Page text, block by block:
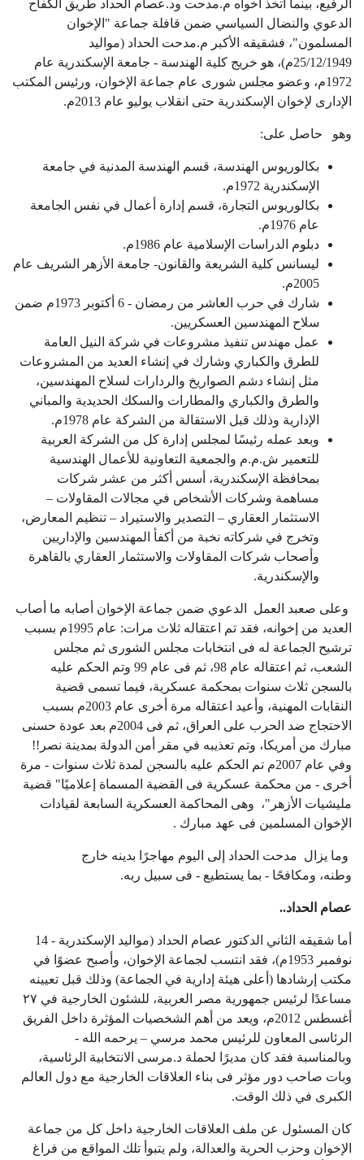
الرفيع، بينما اتخذ أخواه م.مدحت ود.عصام الحداد طريق الكفاح
الدعوي والنضال السياسي ضمن قافلة جماعة "الإخوان
المسلمون"، فشقيقه الأكبر م.مدحت الحداد (مواليد
25/12/1949م)، هو خريج كلية الهندسة - جامعة الإسكندرية عام
1972م، وعضو مجلس شورى عام جماعة الإخوان، ورئيس المكتب
الإدارى لإخوان الإسكندرية حتى انقلاب يوليو عام 2013م.
وهو حاصل على:
بكالوريوس الهندسة، قسم الهندسة المدنية في جامعة
الإسكندرية 1972م.
بكالوريوس التجارة، قسم إدارة أعمال في نفس الجامعة
عام 1976م
.
دبلوم الدراسات الإسلامية عام 1986م
.
ليسانس كلية الشريعة والقانون- جامعة الأزهر الشريف عام
2005م
.
شارك في حرب العاشر من رمضان - 6 أكتوبر 1973م ضمن
سلاح المهندسين العسكريين.
عمل مهندس تنفيذ مشروعات في شركة النيل العامة
للطرق والكباري وشارك في إنشاء العديد من المشروعات
مثل إنشاء دشم الصواريخ والردارات لسلاح المهندسين،
والطرق والكباري والمطارات والسكك الحديدية والمباني
الإدارية وذلك قبل الاستقالة من الشركة عام 1978م
.
وبعد عمله رئيسًا لمجلس إدارة كل من الشركة العربية
للتعمير ش.م.م والجمعية التعاونية للأعمال الهندسية
بمحافظة الإسكندرية، أسس أكثر من عشر شركات
مساهمة وشركات الأشخاص في مجالات المقاولات –
الاستثمار العقاري – التصدير والاستيراد – تنظيم المعارض،
وتخرج في شركاته نخبة من أكفأ المهندسين والإداريين
وأصحاب شركات المقاولات والاستثمار العقاري بالقاهرة
والإسكندرية.
وعلى صعبد العمل الدعوي ضمن جماعة الإخوان أصابه ما أصاب
العديد من إخوانه، فقد تم اعتقاله ثلاث مرات: عام 1995م بسبب
ترشيح الجماعة له فى انتخابات مجلس الشورى ثم مجلس
الشعب، ثم اعتقاله عام 98، ثم فى عام 99 وتم الحكم عليه
بالسجن ثلاث سنوات بمحكمة عسكرية، فيما تسمى قضية
النقابات المهنية، وأعيد اعتقاله مرة أخرى عام 2003م بسبب
الاحتجاج ضد الحرب على العراق، ثم فى 2004م بعد عودة حسنى
مبارك من أمريكا، وتم تعذيبه في مقر أمن الدولة بمدينة نصر!!
وفي عام 2007م تم الحكم عليه بالسجن لمدة ثلاث سنوات - مرة
أخرى - من محكمة عسكرية فى القضية المسماة إعلاميًا" قضية
مليشيات الأزهر"، وهى المحاكمة العسكرية السابعة لقيادات
الإخوان المسلمين فى عهد مبارك .
وما يزال مدحت الحداد إلى اليوم مهاجرًا بدينه خارج
وطنه، ومكافحًا - بما يستطيع - فى سبيل ربه.
عصام الحداد..
أما شقيقه الثاني الدكتور عصام الحداد (مواليد الإسكندرية - 14
نوفمبر 1953م)، فقد انتسب لجماعة الإخوان، وأصبح عضوًا في
مكتب إرشادها (أعلى هيئة إدارية في الجماعة) وذلك قبل تعيينه
مساعدًا لرئيس جمهورية مصر العربية، للشئون الخارجية في ٢٧
أغسطس 2012م، ويعد من أهم الشخصيات المؤثرة داخل الفريق
الرئاسى المعاون للرئيس محمد مرسي – يرحمه الله -
وبالمناسبة فقد كان مديرًا لحملة د.مرسى الانتخابية الرئاسية،
وبات صاحب دور مؤثر فى بناء العلاقات الخارجية مع دول العالم
الكبرى في ذلك الوقت.
كان المسئول عن ملف العلاقات الخارجية داخل كل من جماعة
الإخوان وحزب الحرية والعدالة، ولم يتبوأ تلك المواقع من فراغ